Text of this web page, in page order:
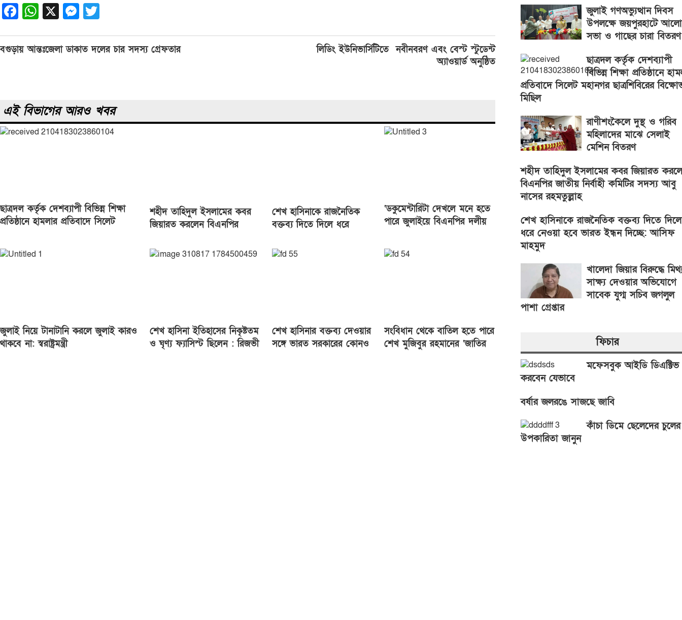
Facebook
WhatsApp
X Messenger
Post
navigation
বগুড়ায় আন্তঃজেলা ডাকাত দলের চার সদস্য গ্রেফতার
লিডিং ইউনিভার্সিটিতে নবীনবরণ এবং বেস্ট স্টুডেন্ট
অ‍্যাওয়ার্ড অনুষ্ঠিত
এই বিভাগের আরও খবর
ছাত্রদল কর্তৃক দেশব্যাপী বিভিন্ন শিক্ষা
প্রতিষ্ঠানে হামলার প্রতিবাদে সিলেট
শহীদ তাহিদুল ইসলামের কবর
জিয়ারত করলেন বিএনপির
আবু নাসের রহমতুল্লাহ
শেখ হাসিনাকে রাজনৈতিক
বক্তব্য দিতে দিলে ধরে
দিচ্ছে: আসিফ মাহমুদ
‘ডকুমেন্টারিটা দেখলে মনে হতে
পারে জুলাইয়ে বিএনপির দলীয়
জুলাই নিয়ে টানাটানি করলে জুলাই কারও
থাকবে না: স্বরাষ্ট্রমন্ত্রী
শেখ হাসিনা ইতিহাসের নিকৃষ্টতম
ও ঘৃণ্য ফ্যাসিস্ট ছিলেন : রিজভী
শেখ হাসিনার বক্তব্য দেওয়ার
সঙ্গে ভারত সরকারের কোনও
সংবিধান থেকে বাতিল হতে পারে
শেখ মুজিবুর রহমানের ‘জাতির
জুলাই গণঅভ্যুত্থান দিবস
উপলক্ষে জয়পুরহাটে
সভা ও গাছের চারা বিতরণ
ছাত্রদল কর্তৃক দেশব্যাপী
বিভিন্ন শিক্ষা প্রতিষ্ঠানে
প্রতিবাদে সিলেট মহানগর ছাত্রশিবিরের
মিছিল
রাণীশংকৈলে দুস্থ ও গরিব
মহিলাদের মাঝে সেলাই
মেশিন বিতরণ
শহীদ তাহিদুল ইসলামের কবর জিয়ারত
বিএনপির জাতীয় নির্বাহী কমিটির সদস্য আবু
নাসের রহমতুল্লাহ
শেখ হাসিনাকে রাজনৈতিক বক্তব্য দিতে দিলে
ধরে নেওয়া হবে ভারত ইন্ধন দিচ্ছে: আসিফ
মাহমুদ
খালেদা জিয়ার বিরুদ্ধে
সাক্ষ্য দেওয়ার অভিযোগে
সাবেক যুগ্ম সচিব জগলুল
পাশা গ্রেপ্তার
ফিচার
মফেসবুক আইডি ডিএক্টিভ
করবেন যেভাবে
বর্ষার জলরঙে সাজছে জাবি
কাঁচা ডিমে ছেলেদের চুলের
উপকারিতা জানুন